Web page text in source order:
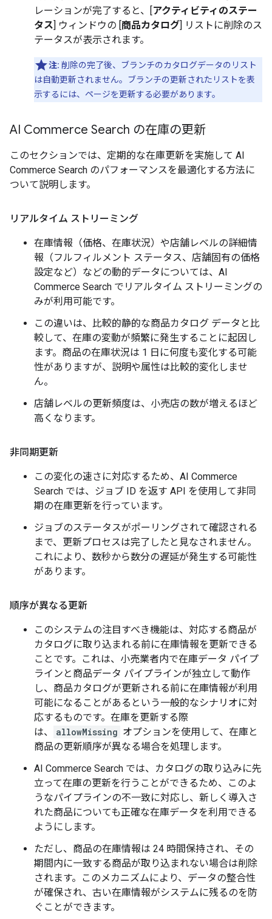
レーションが完了すると、[アクティビティのステー
タス] ウィンドウの [商品カタログ] リストに削除のス
テータスが表示されます。
注: 削除の完了後、ブランチのカタログデータのリスト
は自動更新されません。ブランチの更新されたリストを表
示するには、ページを更新する必要があります。
AI Commerce Search の在庫の更新
このセクションでは、定期的な在庫更新を実施して AI
Commerce Search のパフォーマンスを最適化する方法に
ついて説明します。
リアルタイム ストリーミング
在庫情報（価格、在庫状況）や店舗レベルの詳細情
報（フルフィルメント ステータス、店舗固有の価格
設定など）などの動的データについては、AI
Commerce Search でリアルタイム ストリーミングの
みが利用可能です。
この違いは、比較的静的な商品カタログ データと比
較して、在庫の変動が頻繁に発生することに起因し
ます。商品の在庫状況は 1 日に何度も変化する可能
性がありますが、説明や属性は比較的変化しませ
ん。
店舗レベルの更新頻度は、小売店の数が増えるほど
高くなります。
非同期更新
この変化の速さに対応するため、AI Commerce
Search では、ジョブ ID を返す API を使用して非同
期の在庫更新を行っています。
ジョブのステータスがポーリングされて確認される
まで、更新プロセスは完了したと見なされません。
これにより、数秒から数分の遅延が発生する可能性
があります。
順序が異なる更新
このシステムの注目すべき機能は、対応する商品が
カタログに取り込まれる前に在庫情報を更新できる
ことです。これは、小売業者内で在庫データ パイプ
ラインと商品データ パイプラインが独立して動作
し、商品カタログが更新される前に在庫情報が利用
可能になることがあるという一般的なシナリオに対
応するものです。在庫を更新する際
は、
allowMissing オプションを使用して、在庫と
商品の更新順序が異なる場合を処理します。
AI Commerce Search では、カタログの取り込みに先
立って在庫の更新を行うことができるため、このよ
うなパイプラインの不一致に対応し、新しく導入さ
れた商品についても正確な在庫データを利用できる
ようにします。
ただし、商品の在庫情報は 24 時間保持され、その
期間内に一致する商品が取り込まれない場合は削除
されます。このメカニズムにより、データの整合性
が確保され、古い在庫情報がシステムに残るのを防
ぐことができます。